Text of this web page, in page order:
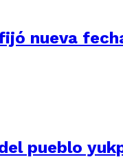
nueva
pueblo